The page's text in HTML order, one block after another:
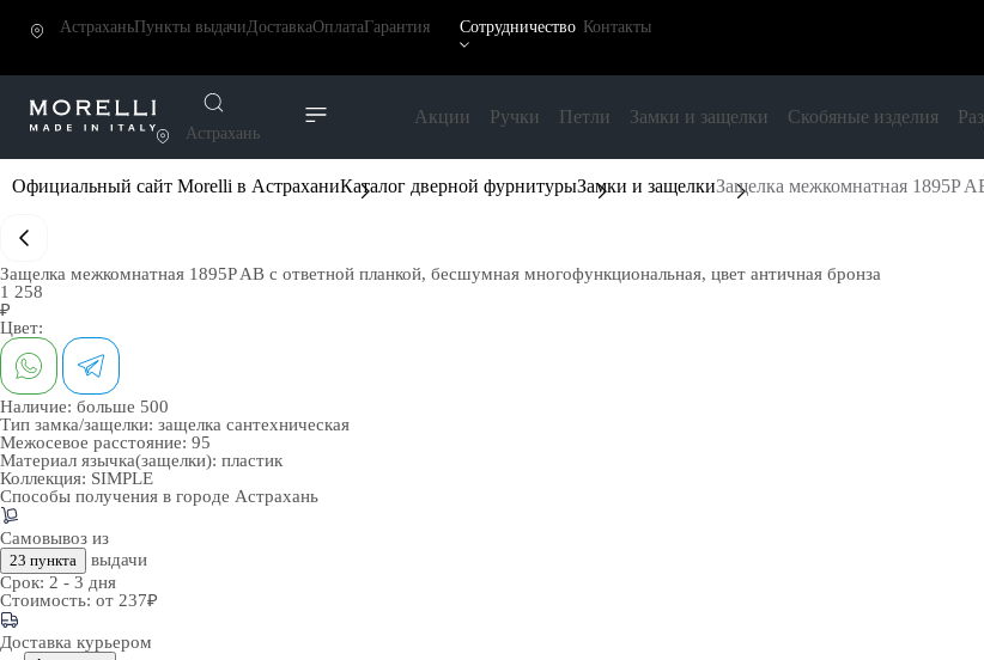
АстраханьПункты выдачиДоставкаОплатаГарантия Сотрудничество Контакты
Астрахань
Акции Ручки Петли Замки и защелки Скобяные изделия
Официальный сайт Morelli в АстраханиКаталог дверной фурнитурыЗамки и защелкиЗащелка межкомнатная 1895P
Защелка межкомнатная 1895P AB с ответной планкой, бесшумная многофункциональная, цвет античная бронза
1 258
₽
Цвет:
Наличие: больше 500
Тип замка/защелки: защелка сантехническая
Межосевое расстояние: 95
Материал язычка(защелки): пластик
Коллекция: SIMPLE
Способы получения в городе Астрахань
Самовывоз из
23 пункта
выдачи
Срок: 2 - 3 дня
Стоимость: от 237₽
Доставка курьером